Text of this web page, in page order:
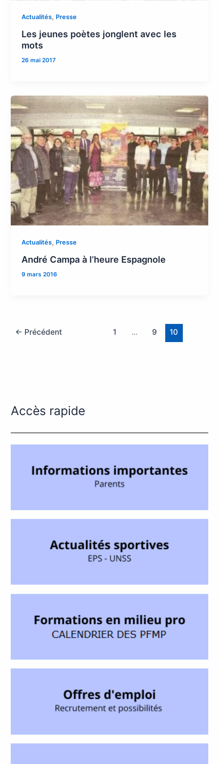
Actualités, Presse
Les jeunes poètes jonglent avec les
mots
26 mai 2017
Actualités, Presse
André Campa à l’heure Espagnole
9 mars 2016
← Précédent 1 … 9 10
Accès rapide